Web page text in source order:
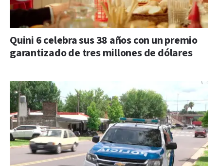
Quini 6 celebra sus 38 años con un premio
garantizado de tres millones de dólares